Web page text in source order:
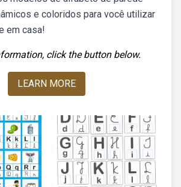
e coloridos para você utilizar
em casa!
click the button below.
LEARN MORE